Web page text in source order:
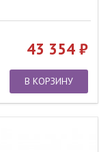
43 354
В КОРЗИНУ